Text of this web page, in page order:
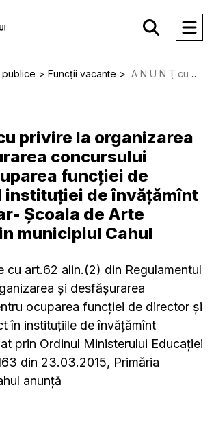
publice Funcții vacante A N U N Ţ сu privire la organizarea și desfăşurarea concursului privind ocuparea funcției de director al instituției de învățămînt extrașcolar- Școala de Arte Plastice din municipiul Cahul
privire la organizarea
concursului
funcției de
instituției de învățămînt
Școala de Arte
municipiul Cahul
cu art.62 alin.(2) din Regulamentul
şi desfăşurarea
ocuparea funcţiei de director şi
în instituţiile de învăţămînt
prin Ordinul Ministerului Educaţiei
din 23.03.2015, Primăria
anunță